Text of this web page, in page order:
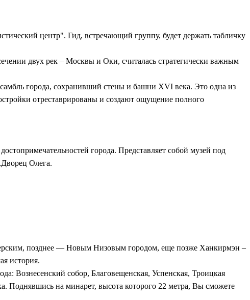
центр". Гид, встречающий группу, будет держать табличку
двух рек – Москвы и Оки, считалась стратегически важным
города, сохранивший стены и башни XVI века. Это одна из
отреставрированы и создают ощущение полного
города. Представляет собой музей под
Олега.
позднее — Новым Низовым городом, еще позже Ханкирмэн –
история.
Вознесенский собор, Благовещенская, Успенская, Троицкая
Поднявшись на минарет, высота которого 22 метра, Вы сможете